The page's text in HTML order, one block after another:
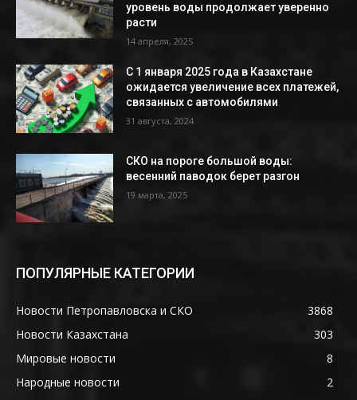
уровень воды продолжает уверенно
расти
14 апреля, 2025
С 1 января 2025 года в Казахстане
ожидается увеличение всех платежей,
связанных с автомобилями
31 августа, 2024
СКО на пороге большой воды:
весенний паводок берет разгон
19 марта, 2025
ПОПУЛЯРНЫЕ КАТЕГОРИИ
Новости Петропавловска и СКО
3868
Новости Казахстана
303
Мировые новости
8
Народные новости
2